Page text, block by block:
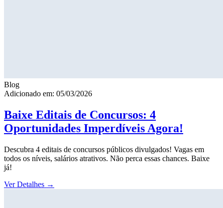
Blog
Adicionado em: 05/03/2026
Baixe Editais de Concursos: 4
Oportunidades Imperdíveis Agora!
Descubra 4 editais de concursos públicos divulgados! Vagas em
todos os níveis, salários atrativos. Não perca essas chances. Baixe
já!
Ver Detalhes →